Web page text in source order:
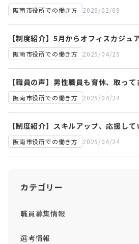
カテゴリー
職員募集情報
選考情報
阪南市役所での働き方 2026/02/09
【制度紹介】5月からオフィスカジュ
阪南市役所での働き方 2025/04/25
【職員の声】男性職員も育休、取って
阪南市役所での働き方 2025/04/24
【制度紹介】スキルアップ、応援して
阪南市役所での働き方 2025/04/24